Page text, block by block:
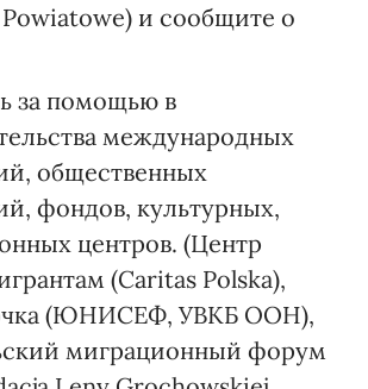
и сообщите о
за помощью в
международных
общественных
фондов, культурных,
центров. (Центр
(Caritas Polska),
(ЮНИСЕФ, УВКБ ООН),
миграционный форум